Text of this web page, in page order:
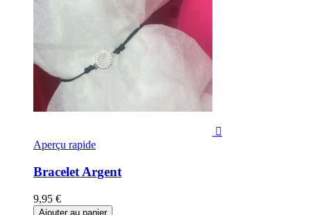

Aperçu rapide
Bracelet Argent
9,95 €
Ajouter au panier